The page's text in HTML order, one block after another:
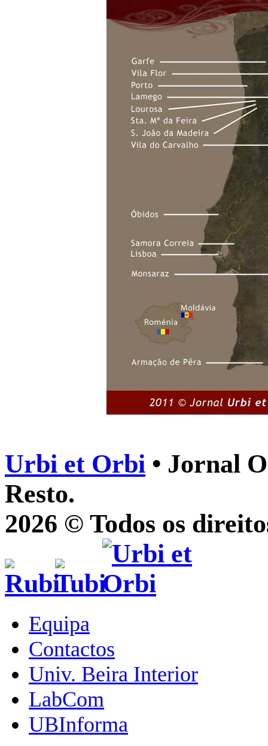
Urbi et Orbi • Jornal
Resto.
2026 © Todos os
Equipa
Contactos
Univ. Beira Interior
LabCom
UBInforma